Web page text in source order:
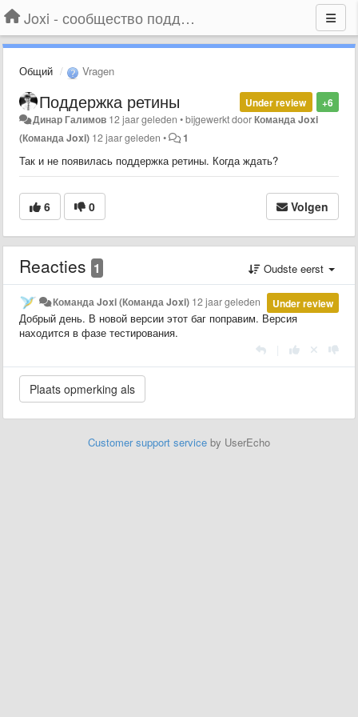
Joxi - сообщество поддержки
Общий Vragen
+6
Under review
Поддержка ретины
Динар Галимов 12 jaar geleden •bijgewerkt doorКоманда Joxi
(Команда Joxi) 12 jaar geleden • 1
Так и не появилась поддержка ретины. Когда ждать?
6 0 Volgen
Reacties 1 Oudste eerst
Under review
Команда Joxi (Команда Joxi) 12 jaar geleden
Добрый день. В новой версии этот баг поправим. Версия
находится в фазе тестирования.
Customer support service by UserEcho